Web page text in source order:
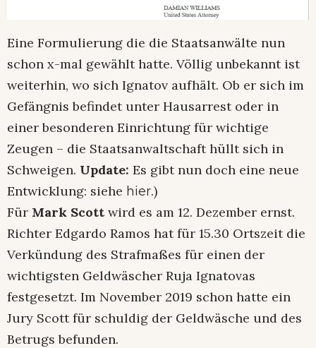
Eine Formulierung die die Staatsanwälte nun
schon x-mal gewählt hatte. Völlig unbekannt ist
weiterhin, wo sich Ignatov aufhält. Ob er sich im
Gefängnis befindet unter Hausarrest oder in
einer besonderen Einrichtung für wichtige
Zeugen – die Staatsanwaltschaft hüllt sich in
Schweigen. Update: Es gibt nun doch eine neue
Entwicklung: siehe hier.)
Für Mark Scott wird es am 12. Dezember ernst.
Richter Edgardo Ramos hat für 15.30 Ortszeit die
Verkündung des Strafmaßes für einen der
wichtigsten Geldwäscher Ruja Ignatovas
festgesetzt. Im November 2019 schon hatte ein
Jury Scott für schuldig der Geldwäsche und des
Betrugs befunden.